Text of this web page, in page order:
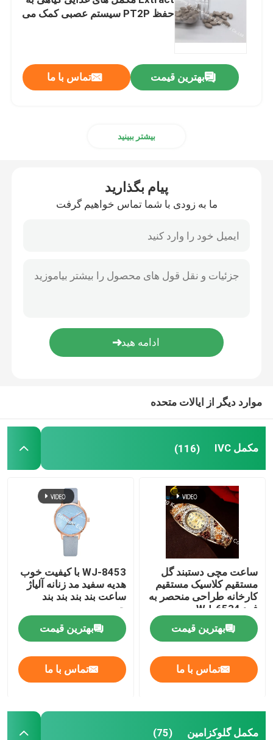
مکمل گلوکزامین
مکمل ویتامین C
جواهرات
مکمل های سیستم عصبی
مکمل های سلامت زنان
مکمل ویتامین E
مکمل های تغذیه ای وزن
حفظ PT2P سیستم عصبی کمک می
بهترین قیمت تماس با ما
بیشتر ببینید
پیام بگذارید
ما به زودی با شما تماس خواهیم گرفت
موارد دیگر از ایالات متحده
مکمل IVC (116)
ساعت مچی دستبند گل
مستقیم کلاسیک مستقیم
کارخانه طراحی منحصر به
فرد WJ-6534
بهترین قیمت
تماس با ما
WJ-8453 با کیفیت خوب
هدیه سفید مد زنانه آلیاژ
ساعت بند بند بند بند
چرمی
بهترین قیمت
تماس با ما
مکمل گلوکزامین (75)